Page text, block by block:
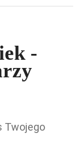
-
Twojego